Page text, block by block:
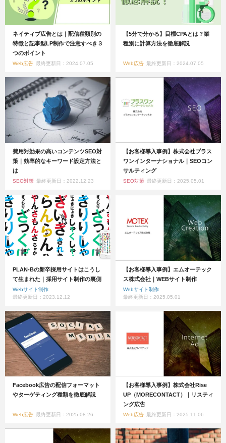
ネイティブ広告とは｜配信種類別の
特徴と記事型LP制作で注意すべき３
つのポイント
Web広告 最終更新日：2024.07.05
【5分で分かる】目標CPAとは？業
種別に計算方法を徹底解説
Web広告 最終更新日：2024.07.05
費用対効果の高いコンテンツSEO対
策｜効率的なキーワード設定方法と
は
SEO対策 最終更新日：2022.12.23
【お客様導入事例】株式会社プラス
ワンインターナショナル｜SEOコン
サルティング
SEO対策 最終更新日：2025.05.01
PLAN-Bの新卒採用サイトはこうし
て生まれた｜採用サイト制作の裏側
Webサイト制作
最終更新日：2023.12.12
【お客様導入事例】エムオーテック
ス株式会社｜WEBサイト制作
Webサイト制作
最終更新日：2025.05.01
Facebook広告の配信フォーマット
やターゲティング種類を徹底解説
Web広告 最終更新日：2025.08.26
【お客様導入事例】株式会社Rise
UP（MORECONTACT）｜リスティ
ング広告
Web広告 最終更新日：2025.11.06